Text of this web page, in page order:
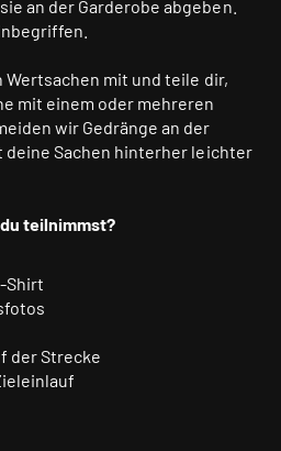
an der Garderobe abgeben.
mit und teile dir,
mit einem oder mehreren
wir Gedränge an der
deine Sachen hinterher leichter
teilnimmst?
Shirt
der Strecke